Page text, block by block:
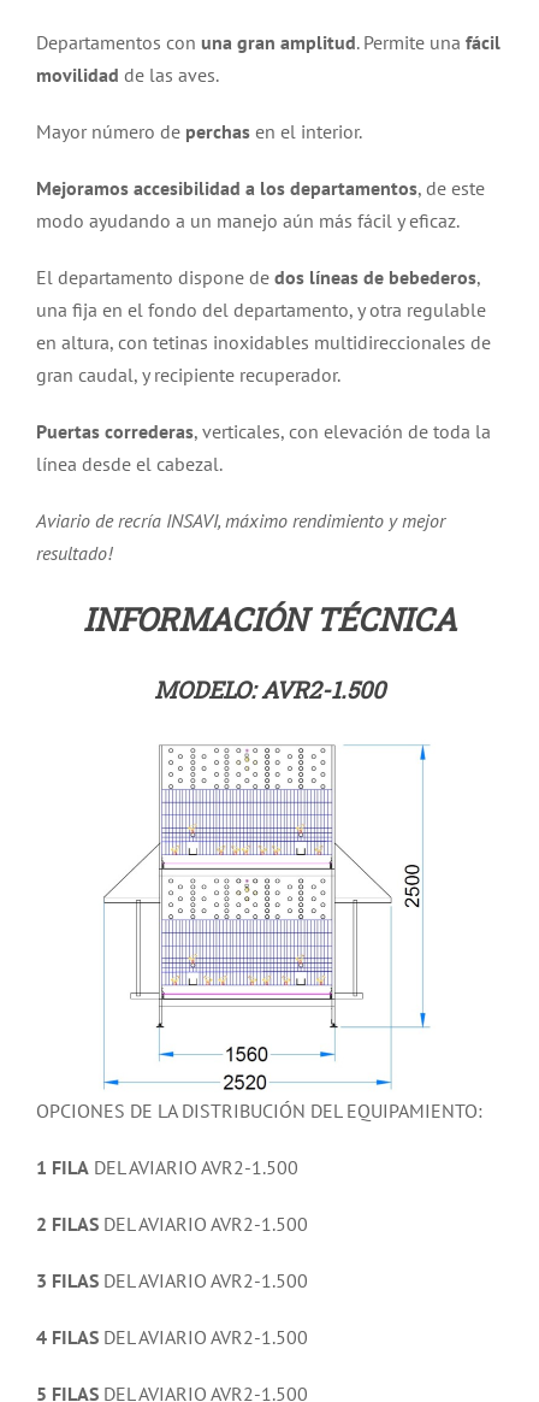
Departamentos con una gran amplitud. Permite una fácil
movilidad de las aves.
Mayor número de perchas en el interior.
Mejoramos accesibilidad a los departamentos, de este
modo ayudando a un manejo aún más fácil y eficaz.
El departamento dispone de dos líneas de bebederos,
una fija en el fondo del departamento, y otra regulable
en altura, con tetinas inoxidables multidireccionales de
gran caudal, y recipiente recuperador.
Puertas correderas, verticales, con elevación de toda la
línea desde el cabezal.
Aviario de recría INSAVI, máximo rendimiento y mejor
resultado!
INFORMACIÓN TÉCNICA
MODELO: AVR2-1.500
OPCIONES DE LA DISTRIBUCIÓN DEL EQUIPAMIENTO:
1 FILA DEL AVIARIO AVR2-1.500
2 FILASDEL AVIARIO AVR2-1.500
3 FILASDEL AVIARIO AVR2-1.500
4 FILASDEL AVIARIO AVR2-1.500
5 FILASDEL AVIARIO AVR2-1.500